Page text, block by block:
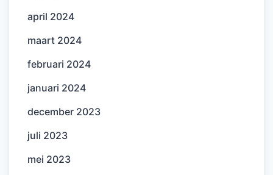
april 2024
maart 2024
februari 2024
januari 2024
december 2023
juli 2023
mei 2023